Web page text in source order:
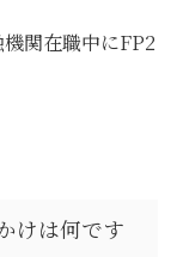
関在職中にFP2
けは何です